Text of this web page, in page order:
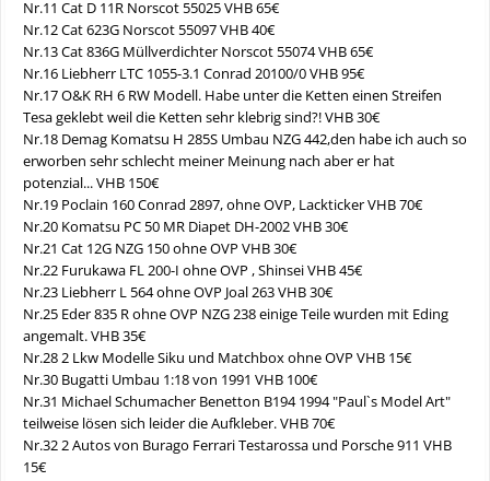
Nr.11 Cat D 11R Norscot 55025 VHB 65€
Nr.12 Cat 623G Norscot 55097 VHB 40€
Nr.13 Cat 836G Müllverdichter Norscot 55074 VHB 65€
Nr.16 Liebherr LTC 1055-3.1 Conrad 20100/0 VHB 95€
Nr.17 O&K RH 6 RW Modell. Habe unter die Ketten einen Streifen
Tesa geklebt weil die Ketten sehr klebrig sind?! VHB 30€
Nr.18 Demag Komatsu H 285S Umbau NZG 442,den habe ich auch so
erworben sehr schlecht meiner Meinung nach aber er hat
potenzial... VHB 150€
Nr.19 Poclain 160 Conrad 2897, ohne OVP, Lackticker VHB 70€
Nr.20 Komatsu PC 50 MR Diapet DH-2002 VHB 30€
Nr.21 Cat 12G NZG 150 ohne OVP VHB 30€
Nr.22 Furukawa FL 200-I ohne OVP , Shinsei VHB 45€
Nr.23 Liebherr L 564 ohne OVP Joal 263 VHB 30€
Nr.25 Eder 835 R ohne OVP NZG 238 einige Teile wurden mit Eding
angemalt. VHB 35€
Nr.28 2 Lkw Modelle Siku und Matchbox ohne OVP VHB 15€
Nr.30 Bugatti Umbau 1:18 von 1991 VHB 100€
Nr.31 Michael Schumacher Benetton B194 1994 "Paul`s Model Art"
teilweise lösen sich leider die Aufkleber. VHB 70€
Nr.32 2 Autos von Burago Ferrari Testarossa und Porsche 911 VHB
15€